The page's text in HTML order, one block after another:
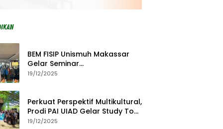
BEM FISIP Unismuh Makassar
Gelar Seminar
Keperempuanan, Bahas
19/12/2025
Perkuat Perspektif Multikultural,
Prodi PAI UIAD Gelar Study Tour
ke Kajang
19/12/2025